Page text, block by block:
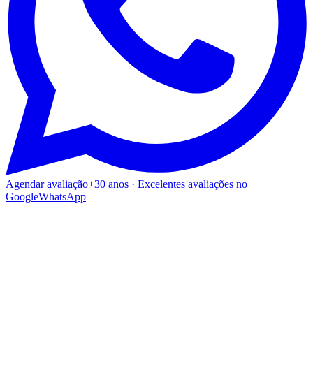
Agendar avaliação+30 anos · Excelentes avaliações no
GoogleWhatsApp